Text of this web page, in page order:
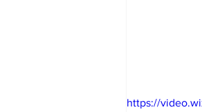
https://